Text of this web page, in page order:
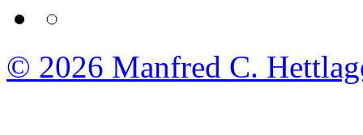
© 2026 Manfred C.